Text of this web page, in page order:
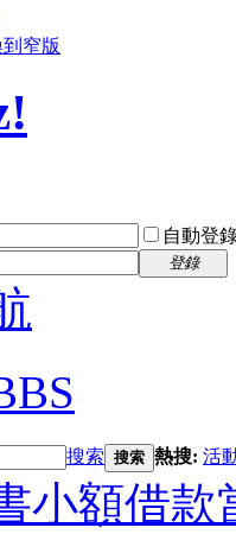
窄版
自動登
登錄
搜索 搜索 熱搜: 活
小額借款